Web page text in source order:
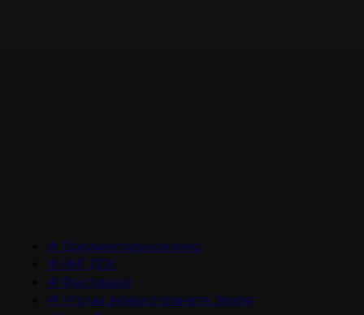
# Документальное кино
# НМГ ДОК
# Фестивали
# Что мы знаем о планете Земля